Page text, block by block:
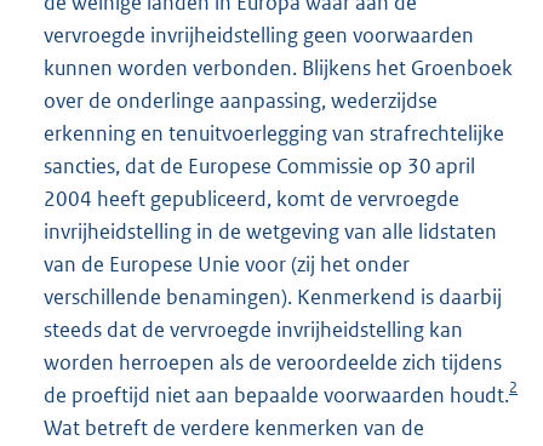
vervroegde invrijheidstelling geen voorwaarden
kunnen worden verbonden. Blijkens het Groenboek
over de onderlinge aanpassing, wederzijdse
erkenning en tenuitvoerlegging van strafrechtelijke
sancties, dat de Europese Commissie op 30 april
2004 heeft gepubliceerd, komt de vervroegde
invrijheidstelling in de wetgeving van alle lidstaten
van de Europese Unie voor (zij het onder
verschillende benamingen). Kenmerkend is daarbij
steeds dat de vervroegde invrijheidstelling kan
worden herroepen als de veroordeelde zich tijdens
de proeftijd niet aan bepaalde voorwaarden houdt.2
Wat betreft de verdere kenmerken van de